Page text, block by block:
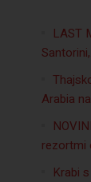
LAST
Arabia
rezortmi
Krabi